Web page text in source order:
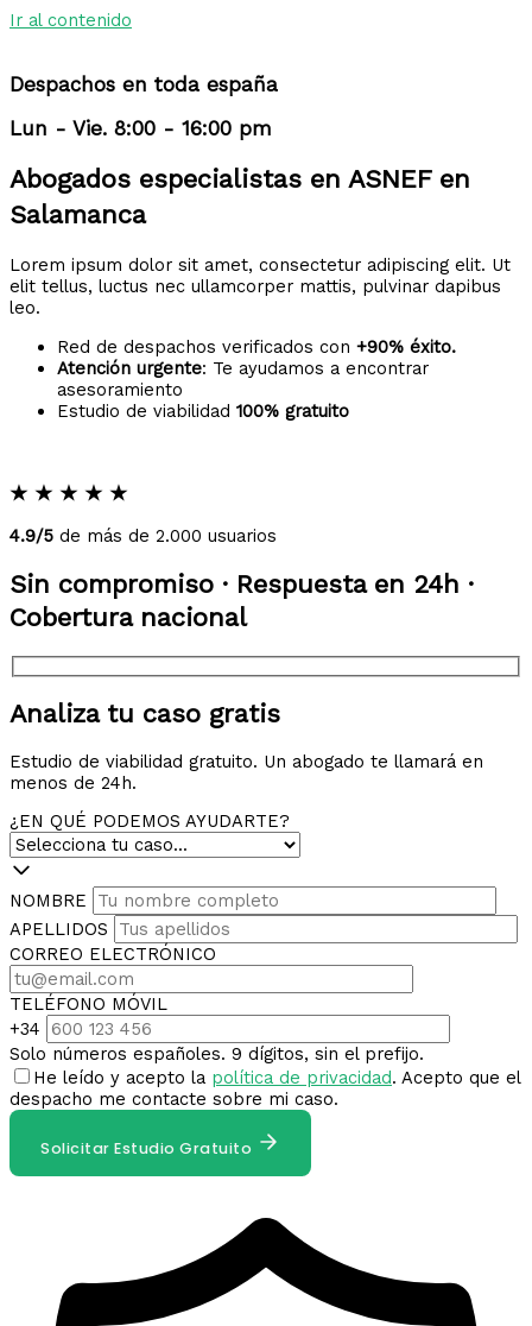
Ir al contenido
Despachos en toda españa
Lun - Vie. 8:00 - 16:00 pm
Abogados especialistas en ASNEF en
Salamanca
Lorem ipsum dolor sit amet, consectetur adipiscing elit. Ut
elit tellus, luctus nec ullamcorper mattis, pulvinar dapibus
leo.
Red de despachos verificados con +90% éxito.
Atención urgente: Te ayudamos a encontrar
asesoramiento
Estudio de viabilidad 100% gratuito
★ ★ ★ ★ ★
4.9/5 de más de 2.000 usuarios
Sin compromiso · Respuesta en 24h ·
Cobertura nacional
Analiza tu caso gratis
Estudio de viabilidad gratuito. Un abogado te llamará en
menos de 24h.
¿EN QUÉ PODEMOS AYUDARTE?
NOMBRE
APELLIDOS
CORREO ELECTRÓNICO
TELÉFONO MÓVIL
+34
Solo números españoles. 9 dígitos, sin el prefijo.
He leído y acepto la política de privacidad. Acepto que el
despacho me contacte sobre mi caso.
Solicitar Estudio Gratuito